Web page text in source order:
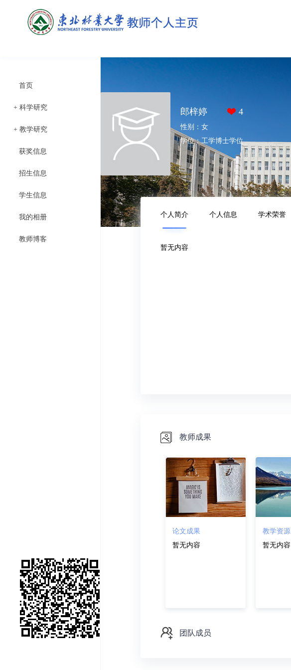
首页
+ 科学研究
+ 教学研究
获奖信息
招生信息
学生信息
我的相册
教师博客
郎梓婷 4
性别：女
学位：工学博士学位
个人简介 个人信息 学术荣誉
暂无内容
教师成果
论文成果
暂无内容
教学资源
暂无内容
团队成员